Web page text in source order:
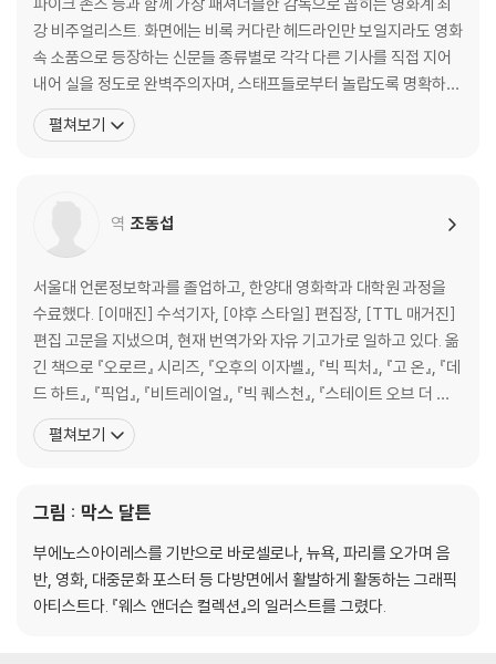
강 비주얼리스트. 화면에는 비록 커다란 헤드라인만 보일지라도 영화
속 소품으로 등장하는 신문들 종류별로 각각 다른 기사를 직접 지어
내어 실을 정도로 완벽주의자며, 스태프들로부터 놀랍도록 명확하고
세심한 디렉션을 주는 ‘엄청나게’ 꼼꼼한 사람이라는 평을 받는다. 20
12 남성 패션지 GQ가 선정한 베스트드레서 25인이기도 한 그는 촬
펼쳐보기
역 조동섭
서울대 언론정보학과를 졸업하고, 한양대 영화학과 대학원 과정을
수료했다. [이매진] 수석기자, [야후 스타일] 편집장, [TTL 매거진]
편집 고문을 지냈으며, 현재 번역가와 자유 기고가로 일하고 있다. 옮
긴 책으로 『오로르』 시리즈, 『오후의 이자벨』, 『빅 픽처』, 『고 온』, 『데
드 하트』, 『픽업』, 『비트레이얼』, 『빅 퀘스천』, 『스테이트 오브 더 유
니언』, 『파이브 데이즈』, 『더 잡』, 『템테이션』, 『파리5구의 여인』, 『모
멘트』, 『파리에 간 고양이』, 『프로방스에 간 고양이』, 『마술사 카터,
펼쳐보기
그림 : 막스 달튼
부에노스아이레스를 기반으로 바로셀로나, 뉴욕, 파리를 오가며 음
반, 영화, 대중문화 포스터 등 다방면에서 활발하게 활동하는 그래픽
아티스트다. 『웨스 앤더슨 컬렉션』의 일러스트를 그렸다.